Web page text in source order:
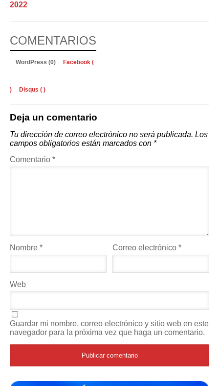
2022
COMENTARIOS
WordPress (0) Facebook (
) Disqus ( )
Deja un comentario
Tu dirección de correo electrónico no será publicada. Los
campos obligatorios están marcados con *
Comentario *
Nombre * Correo electrónico*
Web
Guardar mi nombre, correo electrónico y sitio web en este
navegador para la próxima vez que haga un comentario.